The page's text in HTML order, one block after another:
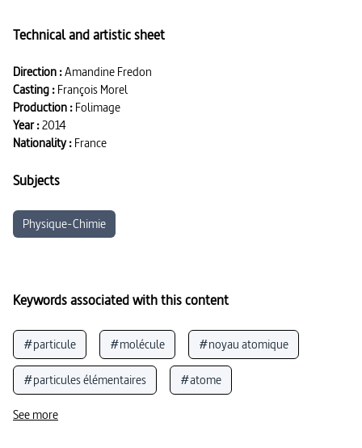
Technical and artistic sheet
Direction :Amandine Fredon
Casting :François Morel
Production :Folimage
Year :2014
Nationality :France
Subjects
Physique-Chimie
Keywords associated with this content
#particule #molécule #noyau atomique
#particules élémentaires #atome
See more